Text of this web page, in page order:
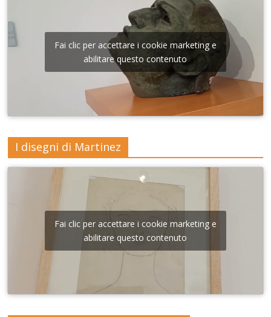
Fai clic per accettare i cookie marketing e
abilitare questo contenuto
I disegni di Martinez
Fai clic per accettare i cookie marketing e
abilitare questo contenuto